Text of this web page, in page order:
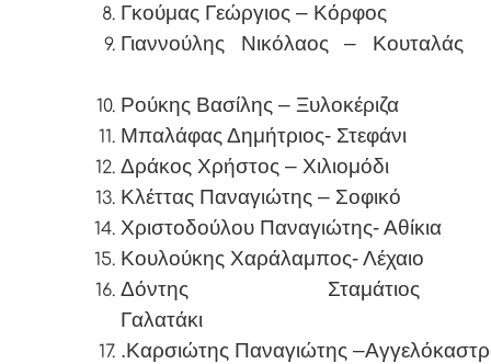
Γκούμας Γεώργιος – Κόρφος
Γιαννούλης Νικόλαος –
Ρούκης Βασίλης – Ξυλοκέριζα
Μπαλάφας Δημήτριος- Στεφάνι
Δράκος Χρήστος – Χιλιομόδι
Κλέττας Παναγιώτης – Σοφικό
Χριστοδούλου Παναγιώτης- Αθίκια
Κουλούκης Χαράλαμπος- Λέχαιο
Δόντης
.Καρσιώτης Παναγιώτης